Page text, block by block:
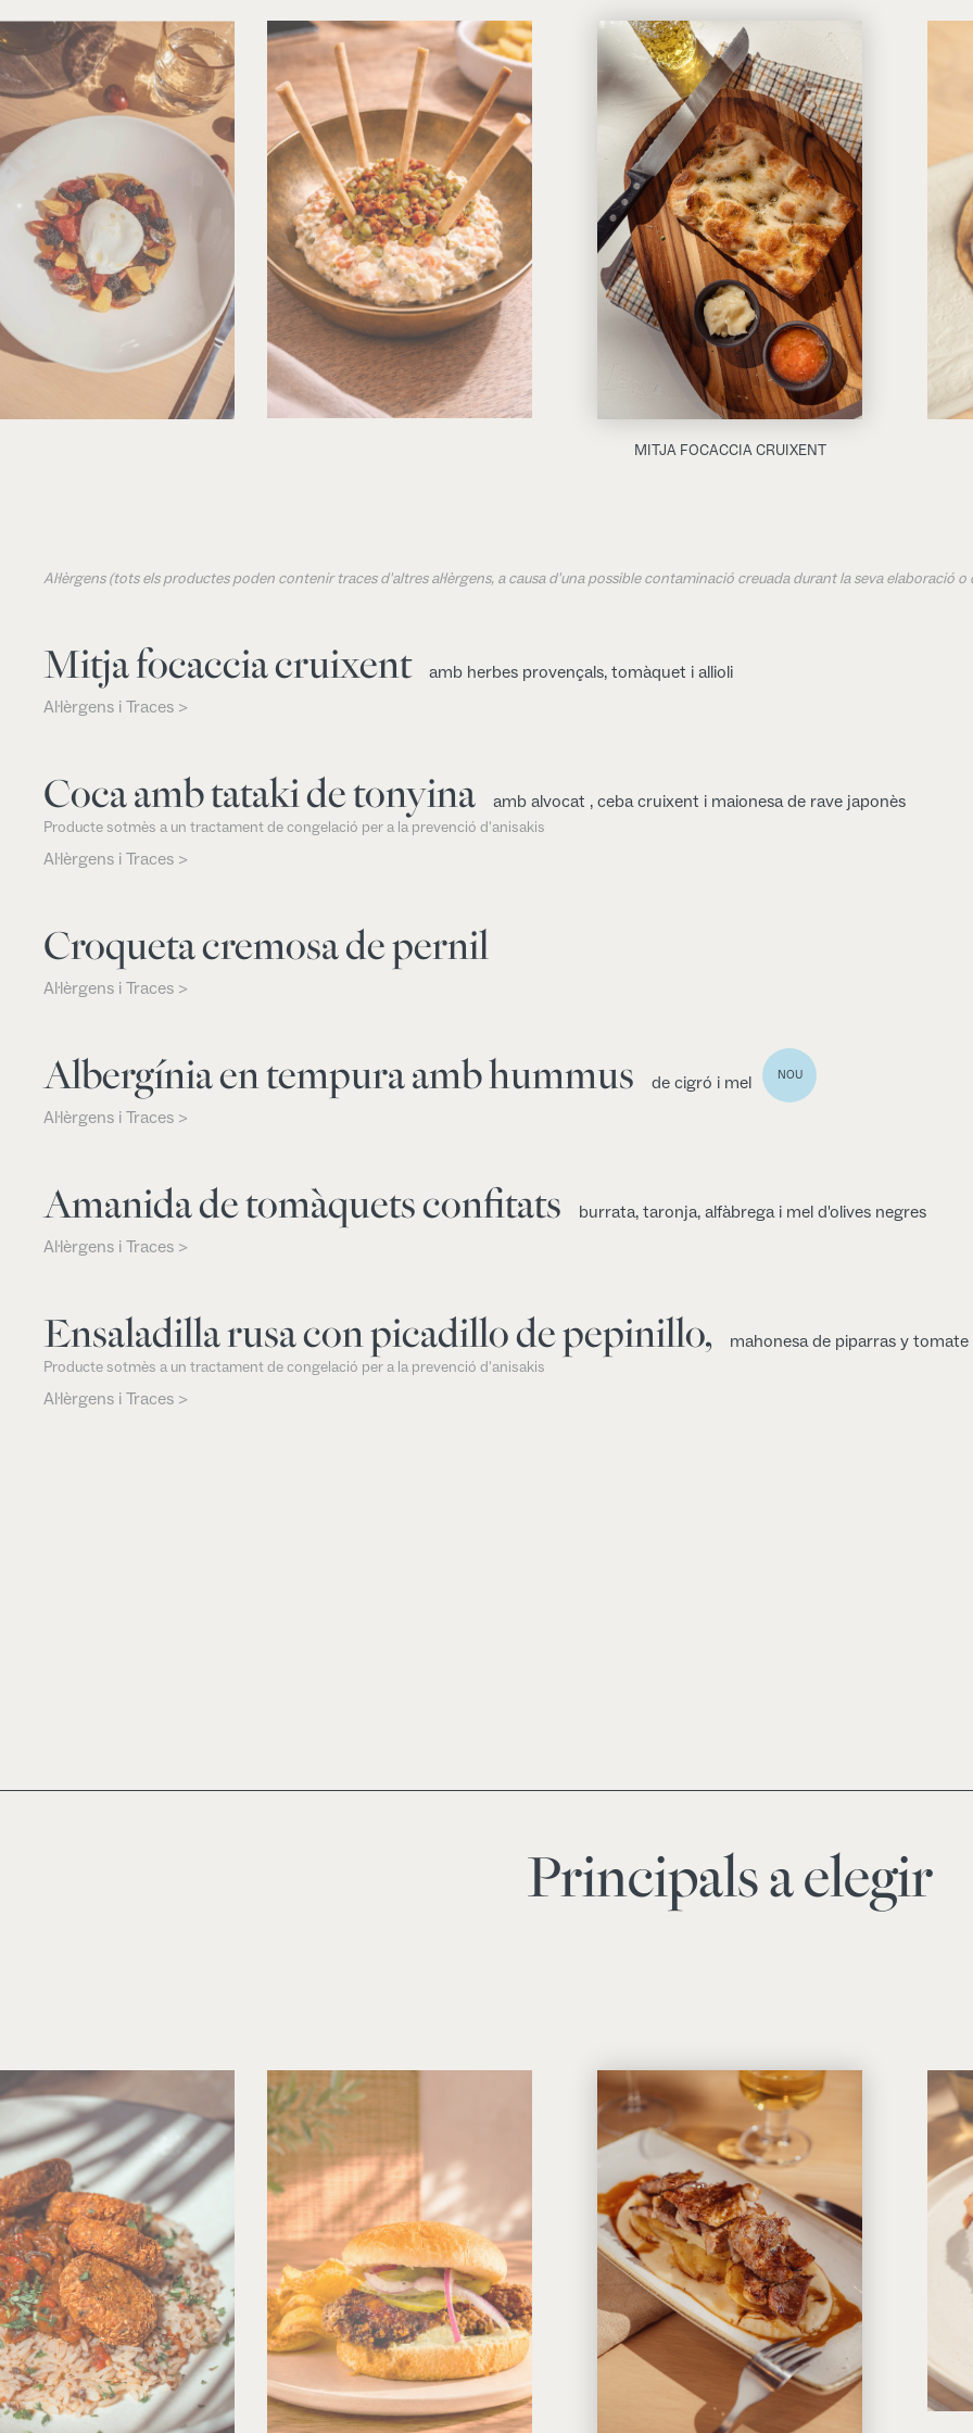
MITJA FOCACCIA CRUIXENT
Al·lèrgens (tots els productes poden contenir traces d'altres al·lèrgens, a causa d'una possible contaminació creuada durant la seva elaboració o
Mitja focaccia cruixent
amb herbes provençals, tomàquet i allioli
Al·lèrgens i Traces >
Coca amb tataki de tonyina amb alvocat , ceba cruixent i maionesa de rave japonès
Producte sotmès a un tractament de congelació per a la prevenció d'anisakis
Al·lèrgens i Traces >
Croqueta cremosa de pernil
Al·lèrgens i Traces >
Albergínia en tempura amb hummus de cigró i mel NOU
Al·lèrgens i Traces >
Amanida de tomàquets confitats
burrata, taronja, alfàbrega i mel d'olives negres
Al·lèrgens i Traces >
Ensaladilla rusa con picadillo de pepinillo, mahonesa de piparras y tomate
Producte sotmès a un tractament de congelació per a la prevenció d'anisakis
Al·lèrgens i Traces >
Principals a elegir